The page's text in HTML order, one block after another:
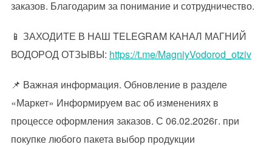
заказов. Благодарим за понимание и сотрудничество.
📱 ЗАХОДИТЕ В НАШ TELEGRAM КАНАЛ МАГНИЙ
ВОДОРОД ОТЗЫВЫ: https://t.me/MagniyVodorod_otziv
📌 Важная информация. Обновление в разделе
«Маркет» Информируем вас об изменениях в
процессе оформления заказов. С 06.02.2026г. при
покупке любого пакета выбор продукции